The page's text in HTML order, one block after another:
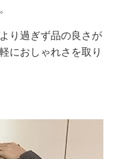
り過ぎず品の良さが
におしゃれさを取り